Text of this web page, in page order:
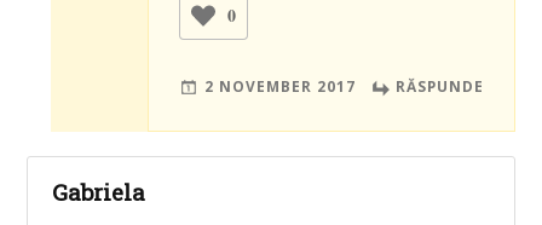
0
2 NOVEMBER 2017 RĂSPUNDE
Gabriela